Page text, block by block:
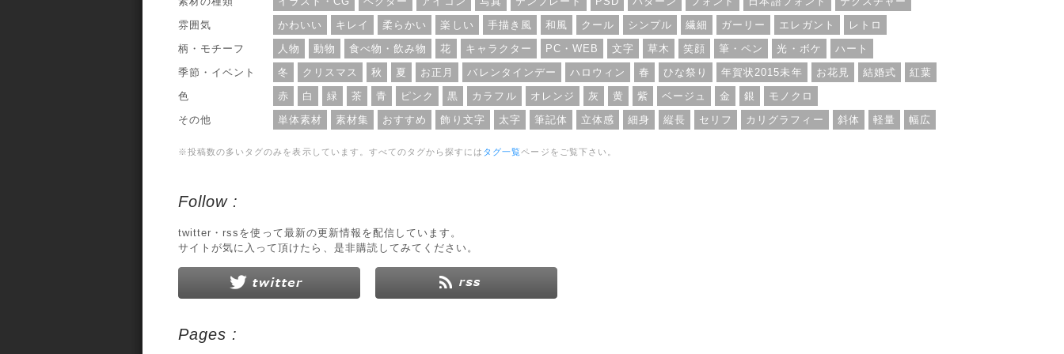
雰囲気
かわいい キレイ 柔らかい 楽しい 手描き風 和風 クール シンプル 繊細 ガーリー エレガント
レトロ
柄・モチーフ
人物 動物 食べ物・飲み物 花 キャラクター PC・WEB 文字 草木 笑顔 筆・ペン 光・ボケ
ハート
季節・イベント
冬 クリスマス 秋 夏 お正月 バレンタインデー ハロウィン 春 ひな祭り 年賀状2015未年 お花見 結婚式
紅葉
色
赤 白 緑 茶 青 ピンク 黒 カラフル オレンジ 灰 黄 紫 ベージュ 金 銀
モノクロ
その他
単体素材 素材集 おすすめ 飾り文字 太字 筆記体 立体感 細身 縦長 セリフ カリグラフィー 斜体 軽量 幅広
※投稿数の多いタグのみを表示しています。すべてのタグから探すには タグ一覧ページをご覧下さい。
Follow :
twitter・rssを使って最新の更新情報を配信しています。
サイトが気に入って頂けたら、是非購読してみてください。
Pages :